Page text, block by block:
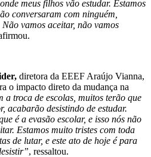
meus filhos vão estudar. Estamos
conversaram com ninguém,
vamos aceitar, não vamos
diretora da EEEF Araújo Vianna,
o impacto direto da mudança na
a troca de escolas, muitos terão que
acabarão desistindo de estudar.
é a evasão escolar, e isso nós não
Estamos muito tristes com toda
de lutar, e este ato de hoje é para
, ressaltou.